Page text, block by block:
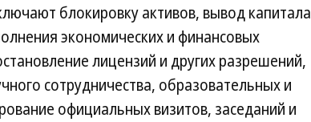
блокировку активов, вывод капитала
экономических и финансовых
лицензий и других разрешений,
сотрудничества, образовательных и
официальных визитов, заседаний и